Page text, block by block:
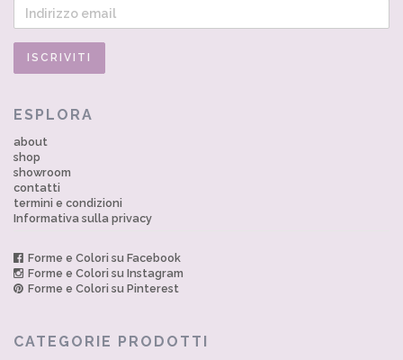
ESPLORA
about
shop
showroom
contatti
termini e condizioni
Informativa sulla privacy
Forme e Colori su Facebook
Forme e Colori su Instagram
Forme e Colori su Pinterest
CATEGORIE PRODOTTI